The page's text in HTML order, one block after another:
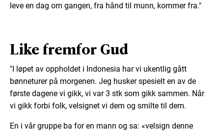
leve en dag om gangen, fra hånd til munn, kommer fra."
Like fremfor Gud
"I løpet av oppholdet i Indonesia har vi ukentlig gått
bønneturer på morgenen. Jeg husker spesielt en av de
første dagene vi gikk, vi var 3 stk som gikk sammen. Når
vi gikk forbi folk, velsignet vi dem og smilte til dem.
En i vår gruppe ba for en mann og sa: «velsign denne